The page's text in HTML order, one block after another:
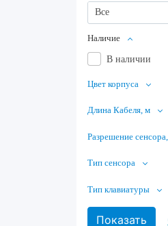
Все
Наличие
В наличии
Цвет корпуса
Длина Кабеля, м
Разрешение
Тип сенсора
Тип клавиатуры